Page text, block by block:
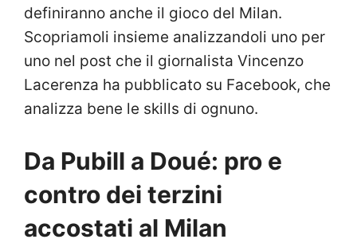
definiranno anche il gioco del Milan.
Scopriamoli insieme analizzandoli uno per
uno nel post che il giornalista Vincenzo
Lacerenza ha pubblicato su Facebook, che
analizza bene le skills di ognuno.
Da Pubill a Doué: pro e
contro dei terzini
accostati al Milan